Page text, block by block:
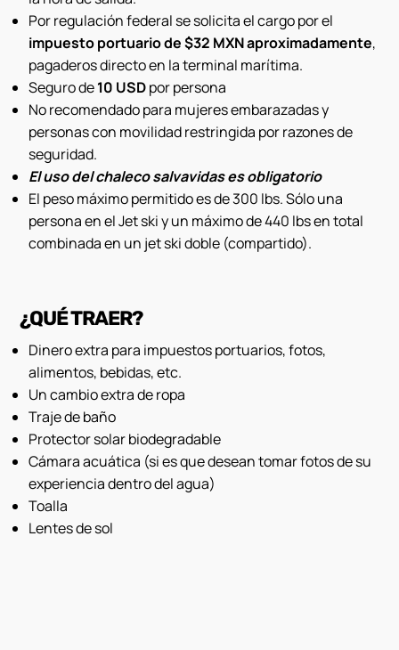
Por regulación federal se solicita el cargo por el
impuesto portuario de $32 MXN aproximadamente,
pagaderos directo en la terminal marítima.
Seguro de10 USDpor persona
No recomendado para mujeres embarazadas y
personas con movilidad restringida por razones de
seguridad.
El uso del chaleco salvavidas es obligatorio
El peso máximo permitido es de 300 lbs. Sólo una
persona en el Jet ski y un máximo de 440 lbs en total
combinada en un jet ski doble (compartido).
¿QUÉ TRAER?
Dinero extra para impuestos portuarios, fotos,
alimentos, bebidas, etc.
Un cambio extra de ropa
Traje de baño
Protector solar biodegradable
Cámara acuática (si es que desean tomar fotos de su
experiencia dentro del agua)
Toalla
Lentes de sol